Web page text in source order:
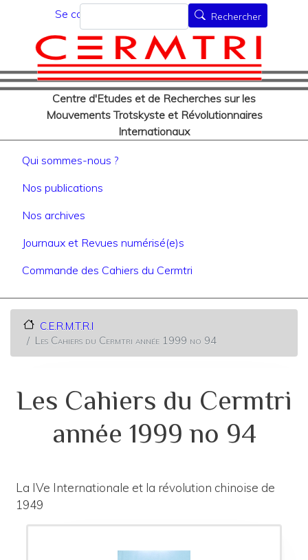
au
contenu
principal
Menu du compte de
Se connecter
Centre d'Etudes et de Recherches sur les
Mouvements Trotskyste et Révolutionnaires
Internationaux
Rechercher Rechercher
Navigation principale
Qui sommes-nous ?
Nos publications
Nos archives
Journaux et Revues numérisé(e)s
Commande des Cahiers du Cermtri
C.E.R.M.T.R.I
Les Cahiers du Cermtri année 1999 no 94
Les Cahiers du Cermtri
année 1999 no 94
La IVe Internationale et la révolution chinoise de
1949